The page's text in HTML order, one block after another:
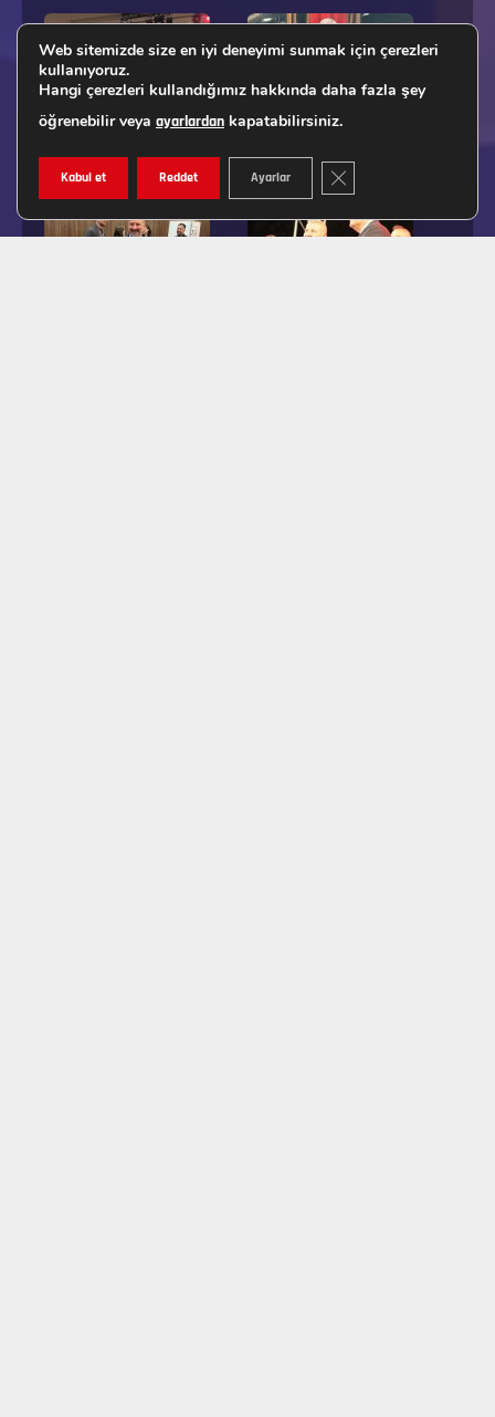
Web sitemizde size en iyi deneyimi sunmak için çerezleri
kullanıyoruz.
Hangi çerezleri kullandığımız hakkında daha fazla şey
öğrenebilir veya ayarlardan kapatabilirsiniz.
Kabul et Reddet Ayarlar GDPR ÇEREZ ŞERIDINI